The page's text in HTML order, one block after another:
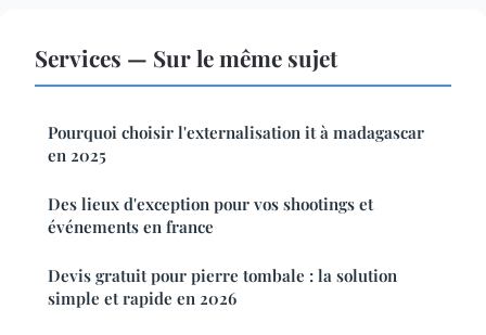
Services — Sur le même sujet
Pourquoi choisir l'externalisation it à madagascar
en 2025
Des lieux d'exception pour vos shootings et
événements en france
Devis gratuit pour pierre tombale : la solution
simple et rapide en 2026